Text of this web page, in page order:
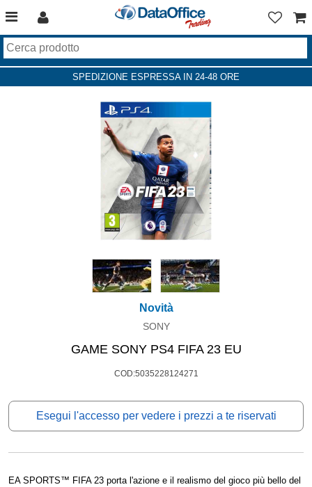
SPEDIZIONE ESPRESSA IN 24-48 ORE
Novità
SONY
GAME SONY PS4 FIFA 23 EU
COD:5035228124271
Esegui l'accesso per vedere i prezzi a te riservati
EA SPORTS™ FIFA 23 porta l'azione e il realismo del gioco più bello del